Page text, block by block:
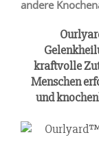
andere
kraftvolle
Menschen
und